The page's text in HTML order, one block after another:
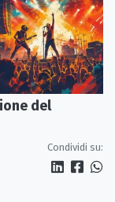
del
Condividi su: